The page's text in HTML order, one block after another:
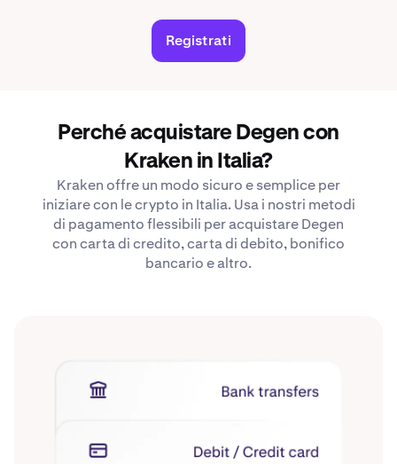
Registrati
Perché acquistare Degen con
Kraken in Italia?
Kraken offre un modo sicuro e semplice per
iniziare con le crypto in Italia. Usa i nostri metodi
di pagamento flessibili per acquistare Degen
con carta di credito, carta di debito, bonifico
bancario e altro.